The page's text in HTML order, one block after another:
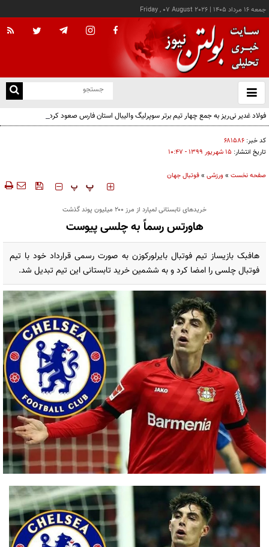
جمعه ۱۶ مرداد ۱۴۰۵ |
Friday , 07 August 2026
باز
و
فولاد غدیر نی‌ریز به جمع چهار تیم برتر سوپرلیگ والیبال استان فارس صعود کرد
کد خبر: ۶۸۱۵۸۶
تاریخ انتشار: ۱۵ شهريور ۱۳۹۹ - ۱۰:۴۷
صفحه نخست »ورزشی »فوتبال جهان
‍‍‍ پ پ
خرید‌های تابستانی لمپارد از مرز ۲۰۰ میلیون پوند گذشت
هاورتس رسماً به چلسی پیوست
هافبک بازیساز تیم فوتبال بایرلورکوزن به صورت رسمی قرارداد خود با تیم
فوتبال چلسی را امضا کرد و به ششمین خرید تابستانی این تیم تبدیل شد.